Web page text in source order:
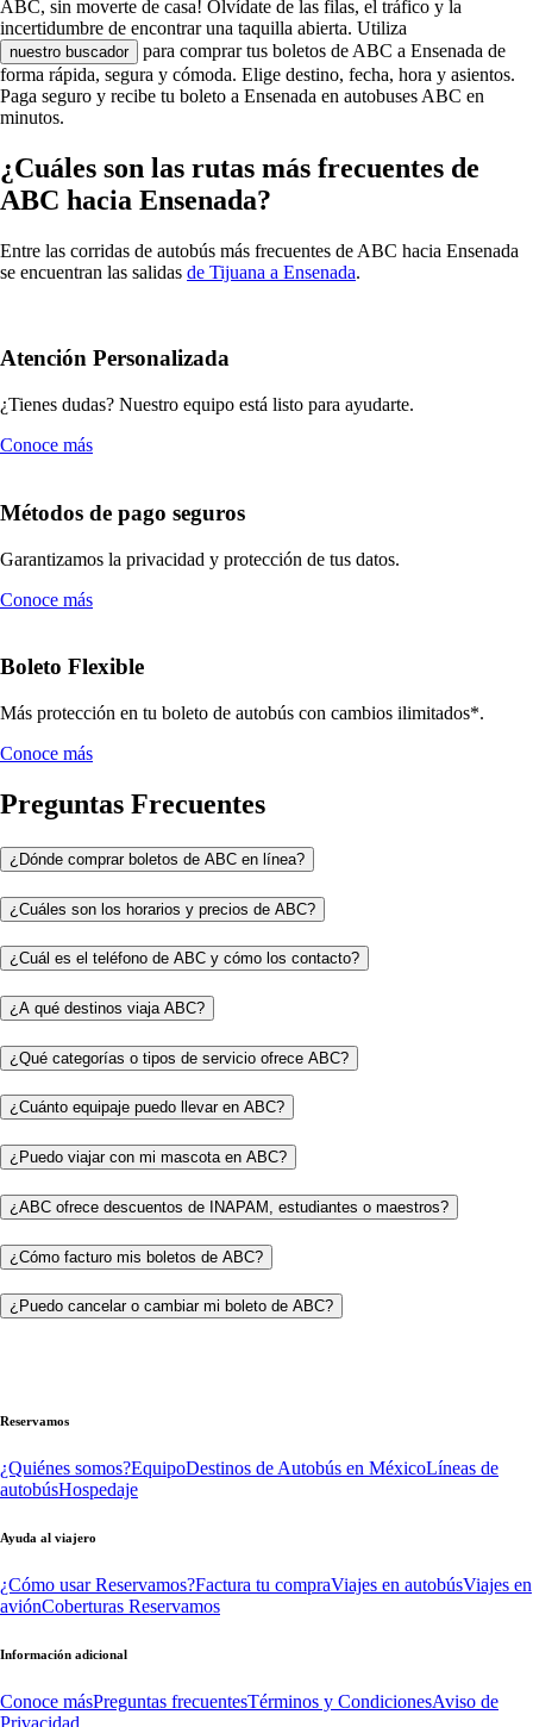
ABC, sin moverte de casa! Olvídate de las filas, el tráfico y la
incertidumbre de encontrar una taquilla abierta. Utiliza
nuestro buscador
para comprar tus boletos de ABC a Ensenada de
forma rápida, segura y cómoda. Elige destino, fecha, hora y asientos.
Paga seguro y recibe tu boleto a Ensenada en autobuses ABC en
minutos.
¿Cuáles son las rutas más frecuentes de
ABC hacia Ensenada?
Entre las corridas de autobús más frecuentes de ABC hacia Ensenada
se encuentran las salidas de Tijuana a Ensenada.
Atención Personalizada
¿Tienes dudas? Nuestro equipo está listo para ayudarte.
Conoce más
Métodos de pago seguros
Garantizamos la privacidad y protección de tus datos.
Conoce más
Boleto Flexible
Más protección en tu boleto de autobús con cambios ilimitados*.
Conoce más
Preguntas Frecuentes
¿Dónde comprar boletos de ABC en línea?
¿Cuáles son los horarios y precios de ABC?
¿Cuál es el teléfono de ABC y cómo los contacto?
¿A qué destinos viaja ABC?
¿Qué categorías o tipos de servicio ofrece ABC?
¿Cuánto equipaje puedo llevar en ABC?
¿Puedo viajar con mi mascota en ABC?
¿ABC ofrece descuentos de INAPAM, estudiantes o maestros?
¿Cómo facturo mis boletos de ABC?
¿Puedo cancelar o cambiar mi boleto de ABC?
Reservamos
¿Quiénes somos?EquipoDestinos de Autobús en MéxicoLíneas de
autobúsHospedaje
Ayuda al viajero
¿Cómo usar Reservamos?Factura tu compraViajes en autobúsViajes en
aviónCoberturas Reservamos
Información adicional
Conoce másPreguntas frecuentesTérminos y CondicionesAviso de
Privacidad